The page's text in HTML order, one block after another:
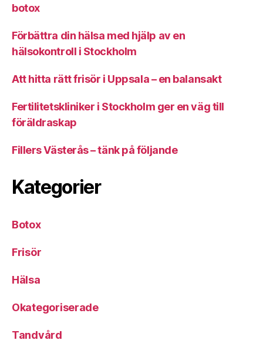
botox
Förbättra din hälsa med hjälp av en
hälsokontroll i Stockholm
Att hitta rätt frisör i Uppsala – en balansakt
Fertilitetskliniker i Stockholm ger en väg till
föräldraskap
Fillers Västerås – tänk på följande
Kategorier
Botox
Frisör
Hälsa
Okategoriserade
Tandvård